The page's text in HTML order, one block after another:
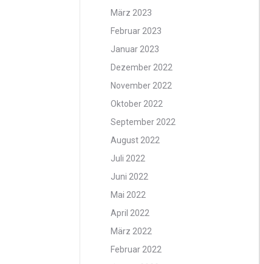
März 2023
Februar 2023
Januar 2023
Dezember 2022
November 2022
Oktober 2022
September 2022
August 2022
Juli 2022
Juni 2022
Mai 2022
April 2022
März 2022
Februar 2022